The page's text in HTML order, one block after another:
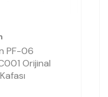
PF-06
Orijinal